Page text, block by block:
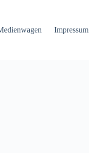
Impressum